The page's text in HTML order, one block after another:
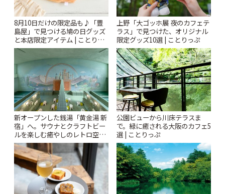
8月10日だけの限定品も♪「豊
島屋」で見つける鳩の日グッズ
と本店限定アイテム | ことりっ
ぷ
上野「大ゴッホ展 夜のカフェテ
ラス」で見つけた、オリジナル
限定グッズ10選 | ことりっぷ
新オープンした銭湯「黄金湯 新
宿」へ。サウナとクラフトビー
ルを楽しむ癒やしのレトロ空間
| ことりっぷ
公園ビューから川床テラスま
で。緑に癒される大阪のカフェ5
選 | ことりっぷ